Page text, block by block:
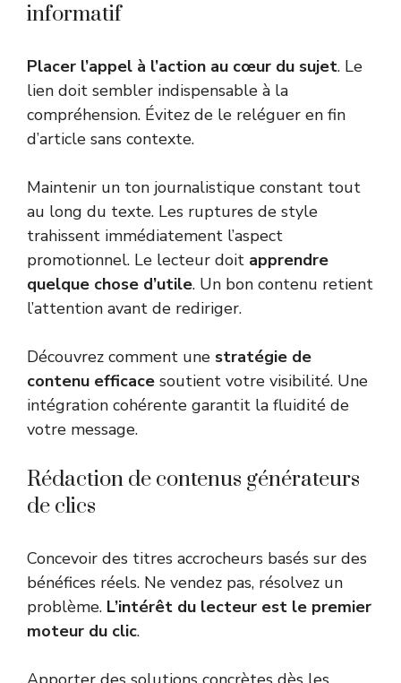
informatif
Placer l’appel à l’action au cœur du sujet. Le
lien doit sembler indispensable à la
compréhension. Évitez de le reléguer en fin
d’article sans contexte.
Maintenir un ton journalistique constant tout
au long du texte. Les ruptures de style
trahissent immédiatement l’aspect
promotionnel. Le lecteur doit apprendre
quelque chose d’utile. Un bon contenu retient
l’attention avant de rediriger.
Découvrez comment une stratégie de
contenu efficace soutient votre visibilité. Une
intégration cohérente garantit la fluidité de
votre message.
Rédaction de contenus générateurs
de clics
Concevoir des titres accrocheurs basés sur des
bénéfices réels. Ne vendez pas, résolvez un
problème. L’intérêt du lecteur est le premier
moteur du clic.